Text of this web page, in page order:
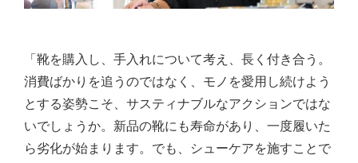
「靴を購入し、手入れについて考え、長く付き合う。
消費ばかりを追うのではなく、モノを愛用し続けよう
とする姿勢こそ、サスティナブルなアクションではな
いでしょうか。新品の靴にも寿命があり、一度履いた
ら劣化が始まります。でも、シューケアを施すことで